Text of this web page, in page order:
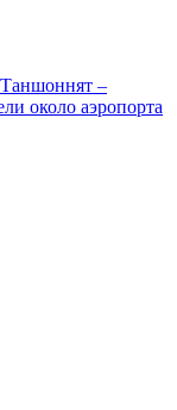
–
около аэропорта